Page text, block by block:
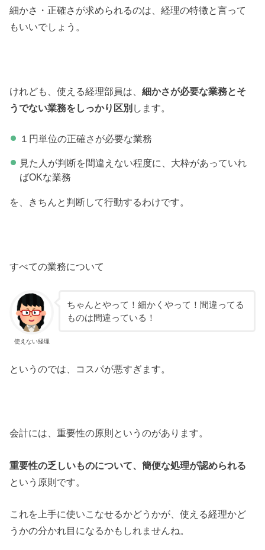
細かさ・正確さが求められるのは、経理の特徴と言って
もいいでしょう。
けれども、使える経理部員は、細かさが必要な業務とそ
うでない業務をしっかり区別 します。
１円単位の正確さが必要な業務
見た人が判断を間違えない程度に、大枠があっていれ
ばOKな業務
を、きちんと判断して行動するわけです。
すべての業務について
使えない経理
ちゃんとやって！細かくやって！間違ってる
ものは間違っている！
というのでは、コスパが悪すぎます。
会計には、重要性の原則というのがあります。
重要性の乏しいものについて、簡便な処理が認められる
という原則です。
これを上手に使いこなせるかどうかが、使える経理かど
うかの分かれ目になるかもしれませんね。